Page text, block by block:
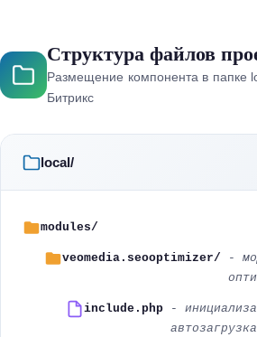
Структура файлов
Размещение компонента в папке
Битрикс
local/
modules/
veomedia.seooptimizer/
-
include.php
-
автозагрузка